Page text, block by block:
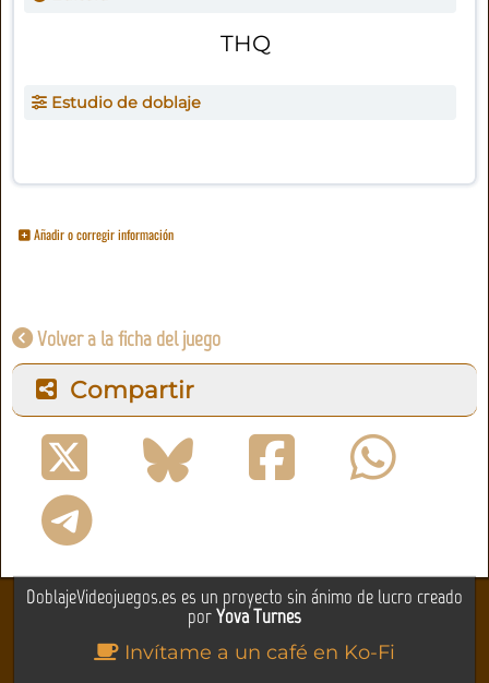
THQ
Estudio de doblaje
Añadir o corregir información
Volver a la ficha del juego
Compartir
DoblajeVideojuegos.es es un proyecto sin ánimo de lucro creado
porYova Turnes
Invítame a un café en Ko-Fi